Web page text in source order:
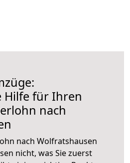
Hilfe für Ihren
nach
nach Wolfratshausen
nicht, was Sie zuerst